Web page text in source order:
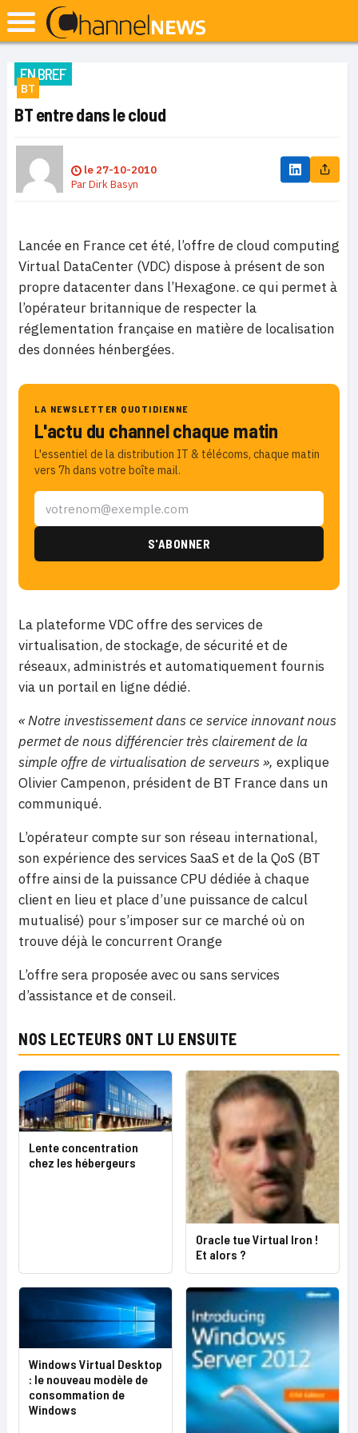
EN BREF
BT
BT entre dans le cloud
le 27-10-2010
ParDirk Basyn
Lancée en France cet été, l’offre de cloud computing
Virtual DataCenter (VDC) dispose à présent de son
propre datacenter dans l’Hexagone. ce qui permet à
l’opérateur britannique de respecter la
réglementation française en matière de localisation
des données hénbergées.
LA NEWSLETTER QUOTIDIENNE
L'actu du channel chaque matin
L'essentiel de la distribution IT & télécoms, chaque matin
vers 7h dans votre boîte mail.
La plateforme VDC offre des services de
virtualisation, de stockage, de sécurité et de
réseaux, administrés et automatiquement fournis
via un portail en ligne dédié.
« Notre investissement dans ce service innovant nous
permet de nous différencier très clairement de la
simple offre de virtualisation de serveurs », explique
Olivier Campenon, président de BT France dans un
communiqué.
L’opérateur compte sur son réseau international,
son expérience des services SaaS et de la QoS (BT
offre ainsi de la puissance CPU dédiée à chaque
client en lieu et place d’une puissance de calcul
mutualisé) pour s’imposer sur ce marché où on
trouve déjà le concurrent Orange
L’offre sera proposée avec ou sans services
d’assistance et de conseil.
NOS LECTEURS ONT LU ENSUITE
Lente concentration
chez les hébergeurs
Oracle tue Virtual Iron !
Et alors ?
Windows Virtual Desktop
: le nouveau modèle de
consommation de
Windows